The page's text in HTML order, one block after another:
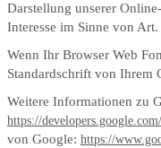
Darstellung unserer
Interesse im Sinne von
Wenn Ihr Browser Web
Standardschrift von Ihrem
Weitere Informationen zu
https://
von Google: https://